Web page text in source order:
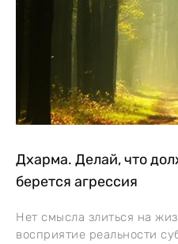
Дхарма. Делай, что
берется агрессия
Нет смысла злиться на
восприятие реальности